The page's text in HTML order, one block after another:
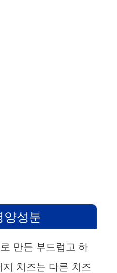
양성분
만든 부드럽고 하
치즈는 다른 치즈